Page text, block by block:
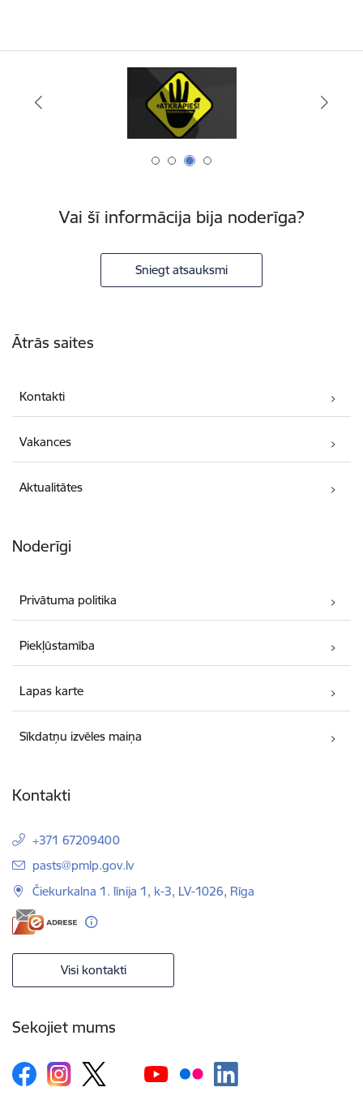
Vai šī informācija bija noderīga?
Sniegt atsauksmi
Ātrās saites
Kontakti
Vakances
Aktualitātes
Noderīgi
Privātuma politika
Piekļūstamība
Lapas karte
Sīkdatņu izvēles maiņa
Kontakti
+371 67209400
E-pasts:
pasts@pmlp.gov.lv
Čiekurkalna 1. līnija 1, k-3, LV-1026, Rīga
Visi kontakti
Sekojiet mums